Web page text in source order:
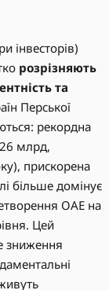
інвесторів)
розрізняють
та
Перської
рекордна
млрд,
прискорена
більше домінує
ОАЕ на
Цей
зниження